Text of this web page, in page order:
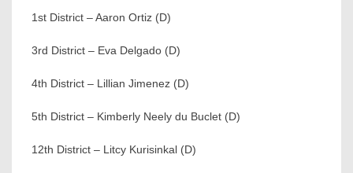
1st District – Aaron Ortiz (D)
3rd District – Eva Delgado (D)
4th District – Lillian Jimenez (D)
5th District – Kimberly Neely du Buclet (D)
12th District – Litcy Kurisinkal (D)